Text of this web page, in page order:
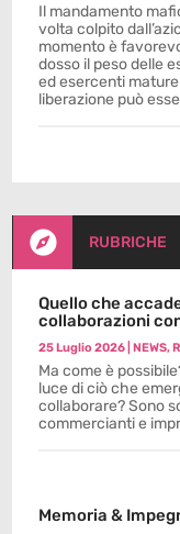
Il mandamento
volta colpito
momento è
dosso il peso delle
ed esercenti
liberazione può
 RUBRICHE
Quello che
collaborazioni
25 Luglio 2026 |NEWS,
Ma come è
luce di ciò che
collaborare? Sono
commercianti e
Memoria &